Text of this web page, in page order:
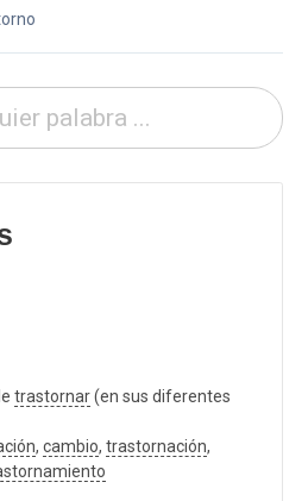
trastornar(en sus diferentes
, cambio, trastornación,